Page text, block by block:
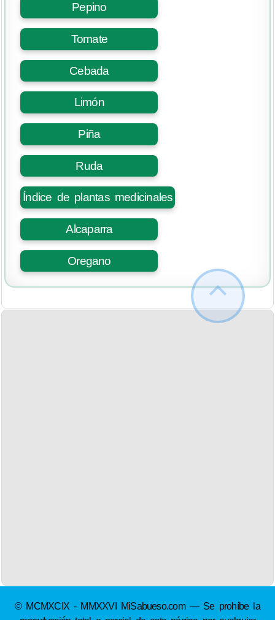
Pepino
Tomate
Cebada
Limón
Piña
Ruda
Índice de plantas medicinales
Alcaparra
Oregano
© MCMXCIX - MMXXVI MiSabueso.com — Se prohíbe la